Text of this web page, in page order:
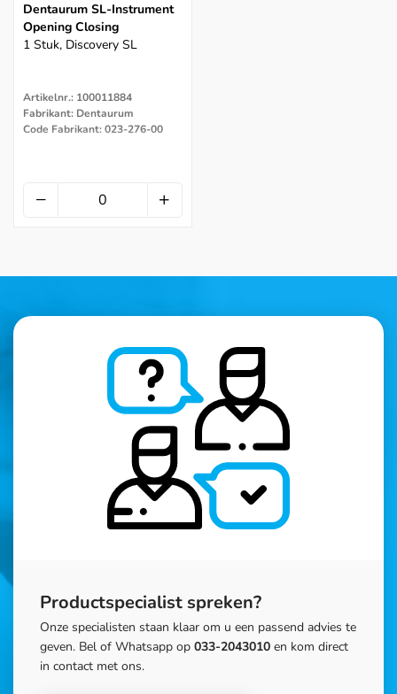
Dentaurum SL-Instrument
Opening Closing
1 Stuk, Discovery SL
Artikelnr.: 100011884
Fabrikant: Dentaurum
Code Fabrikant: 023-276-00
Productspecialist spreken?
Onze specialisten staan klaar om u een passend advies te
geven. Bel of Whatsapp op 033-2043010 en kom direct
in contact met ons.